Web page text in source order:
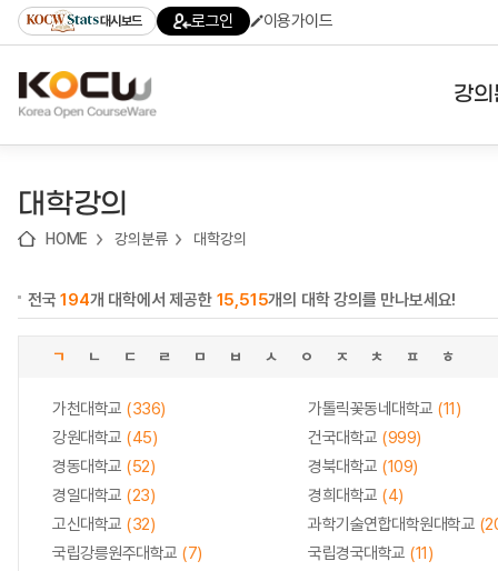
기
기
기
content)
가
대시보드 로그인 이용가이드
강
대학강의
HOME 강의분류 대학강의
전국194개 대학에서 제공한 15,515개의 대학 강의를 만나보세요!
ㄱ ㄴ ㄷ ㄹ ㅁ ㅂ ㅅ ㅇ ㅈ ㅊ ㅍ ㅎ
가천대학교 (336) 가톨릭꽃동네대학교 (11)
강원대학교 (45) 건국대학교 (999)
경동대학교 (52) 경북대학교 (109)
경일대학교 (23) 경희대학교 (4)
고신대학교 (32) 과학기술연합대학원대학교
국립강릉원주대학교 (7) 국립경국대학교 (11)